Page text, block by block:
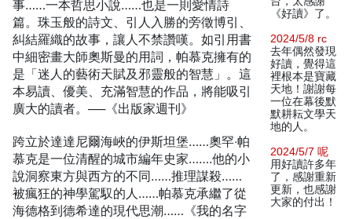
事……一本哲思小說……也是一則愛情詩
篇。珠玉般的詩文、引人入勝的旁徵博引、
糾結羅織的故事，讓人不禁讚嘆。如引用書
中細密畫大師奧斯曼的用詞，帕慕克擁有的
是「迷人的藝術天賦及邪靈般的智慧」。這
本易讀、優美、充滿智慧的作品，將能吸引
廣大的讀者。──《出版家週刊》
跨立於達達尼爾海峽的伊斯坦堡……奧罕‧帕
慕克是一位清醒的城市編年史家…….他的小
說洞察東方與西方的不同……推理謀殺……
被瘋狂的神學駕馭的人……帕慕克承繼了從
海德格到德希達的現代思潮……《我的名字
《好讀》了。
2024/5/8 rc
去年偶然發現
好讀，覺得這
裡根本是寶藏
天地！謝謝每
一位在幕後默
默耕耘文學天
地的人。
2024/5/7 呢
用好讀許多年
了，感謝重新
更新，也感謝
大家的付出！